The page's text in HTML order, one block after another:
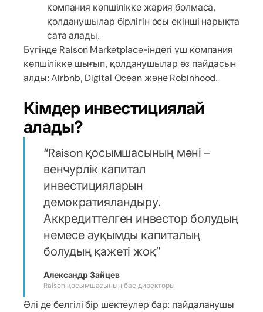
компания көпшілікке жария болмаса,
қолданушылар бірлігін осы екінші нарықта
сата алады.
Бүгінде Raison Marketplace-індегі үш компания
көпшілікке шығып, қолданушылар өз пайдасын
алды: Airbnb, Digital Ocean және Robinhood.
Кімдер инвестициялай
алады?
Raison қосымшасының мәні –
венчурлік капитал
инвестицияларын
демократияландыру.
Аккредиттелген инвестор болудың
немесе ауқымды капиталың
болудың қажеті жоқ
Александр Зайцев
Raison қосымшасының бас директоры
Әлі де белгілі бір шектеулер бар: пайдаланушы